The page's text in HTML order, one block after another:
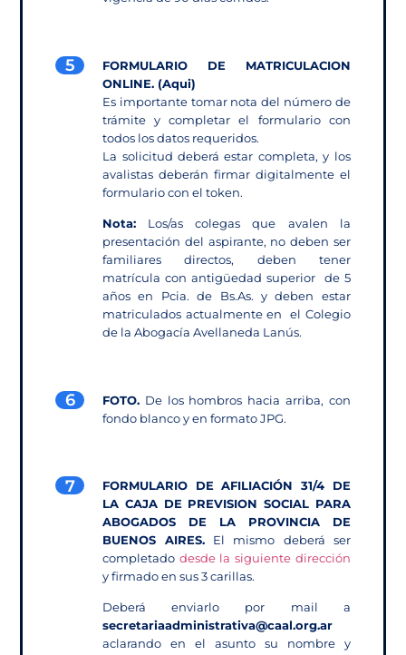
5
FORMULARIO DE MATRICULACION
ONLINE. (Aqui)
Es importante tomar nota del número de
trámite y completar el formulario con
todos los datos requeridos.
La solicitud deberá estar completa, y los
avalistas deberán firmar digitalmente el
formulario con el token.
Nota: Los/as colegas que avalen la
presentación del aspirante, no deben ser
familiares directos, deben tener
matrícula con antigüedad superior de 5
años en Pcia. de Bs.As. y deben estar
matriculados actualmente en el Colegio
de la Abogacía Avellaneda Lanús.
6 FOTO. De los hombros hacia arriba, con
fondo blanco y en formato JPG.
7
FORMULARIO DE AFILIACIÓN 31/4 DE
LA CAJA DE PREVISION SOCIAL PARA
ABOGADOS DE LA PROVINCIA DE
BUENOS AIRES. El mismo deberá ser
completado desde la siguiente dirección
y firmado en sus 3 carillas.
Deberá enviarlo por mail a
secretariaadministrativa@caal.org.ar
aclarando en el asunto su nombre y